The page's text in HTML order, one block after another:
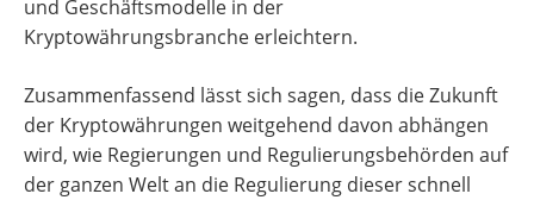
und Geschäftsmodelle in der
Kryptowährungsbranche erleichtern.
Zusammenfassend lässt sich sagen, dass die Zukunft
der Kryptowährungen weitgehend davon abhängen
wird, wie Regierungen und Regulierungsbehörden auf
der ganzen Welt an die Regulierung dieser schnell